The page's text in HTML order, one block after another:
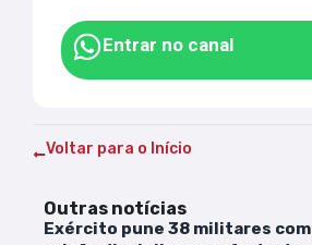
Entrar no canal
Voltar para o Início
Outras notícias
Exército pune 38 militares com